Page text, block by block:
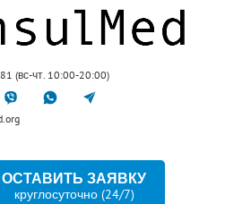
(вс-чт. 10:00-20:00)
ОСТАВИТЬ ЗАЯВКУ
круглосуточно (24/7)